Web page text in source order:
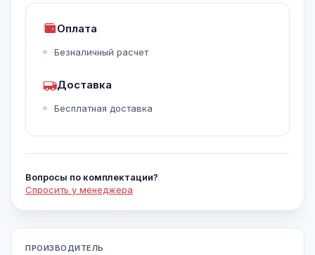
Оплата
Безналичный расчет
Доставка
Бесплатная доставка
Вопросы по комплектации?
Спросить у менеджера
ПРОИЗВОДИТЕЛЬ